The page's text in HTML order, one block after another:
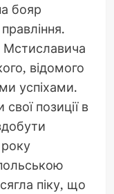
бояр
відомого
успіхами.
позиції в
піку, що